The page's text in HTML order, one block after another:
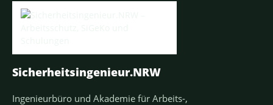
Sicherheitsingenieur.NRW
Ingenieurbüro und Akademie für Arbeits-,